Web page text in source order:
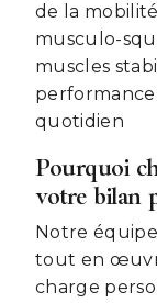
de la
musculo-
muscles
quotidien
Pourquoi
votre bilan
Notre
tout en
charge